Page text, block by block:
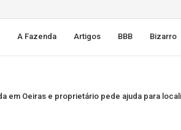
A Fazenda Artigos BBB Bizarro
em Oeiras e proprietário pede ajuda para